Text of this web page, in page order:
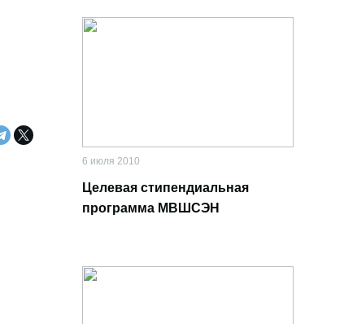
6 июля 2010
Целевая стипендиальная
программа МВШСЭН